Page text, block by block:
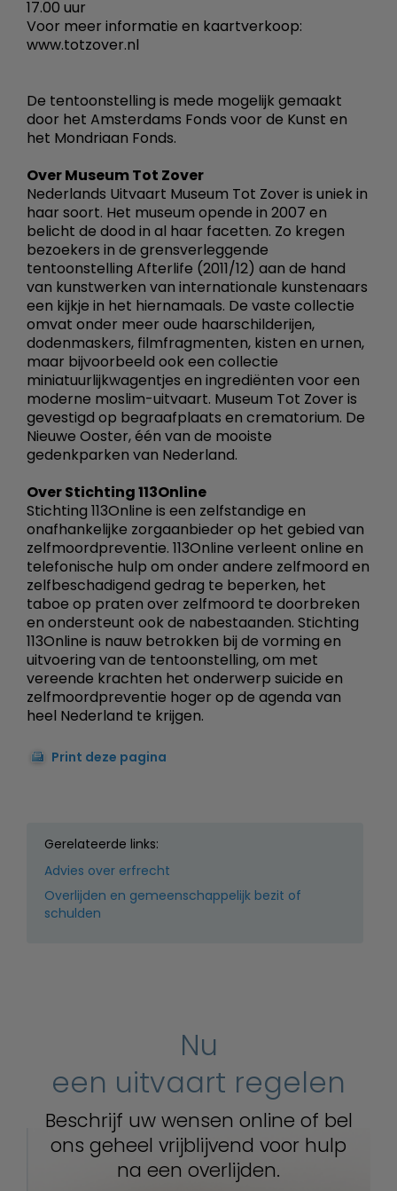
17.00 uur
Voor meer informatie en kaartverkoop:
www.totzover.nl
De tentoonstelling is mede mogelijk gemaakt
door het Amsterdams Fonds voor de Kunst en
het Mondriaan Fonds.
Over Museum Tot Zover
Nederlands Uitvaart Museum Tot Zover is uniek in
haar soort. Het museum opende in 2007 en
belicht de dood in al haar facetten. Zo kregen
bezoekers in de grensverleggende
tentoonstelling Afterlife (2011/12) aan de hand
van kunstwerken van internationale kunstenaars
een kijkje in het hiernamaals. De vaste collectie
omvat onder meer oude haarschilderijen,
dodenmaskers, filmfragmenten, kisten en urnen,
maar bijvoorbeeld ook een collectie
miniatuurlijkwagentjes en ingrediënten voor een
moderne moslim-uitvaart. Museum Tot Zover is
gevestigd op begraafplaats en crematorium. De
Nieuwe Ooster, één van de mooiste
gedenkparken van Nederland.
Over Stichting 113Online
Stichting 113Online is een zelfstandige en
onafhankelijke zorgaanbieder op het gebied van
zelfmoordpreventie. 113Online verleent online en
telefonische hulp om onder andere zelfmoord en
zelfbeschadigend gedrag te beperken, het
taboe op praten over zelfmoord te doorbreken
en ondersteunt ook de nabestaanden. Stichting
113Online is nauw betrokken bij de vorming en
uitvoering van de tentoonstelling, om met
vereende krachten het onderwerp suicide en
zelfmoordpreventie hoger op de agenda van
heel Nederland te krijgen.
Print deze pagina
Gerelateerde links:
Advies over erfrecht
Overlijden en gemeenschappelijk bezit of
schulden
Nu
een uitvaart regelen
Beschrijf uw wensen online of bel
ons geheel vrijblijvend voor hulp
na een overlijden.